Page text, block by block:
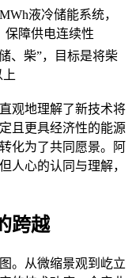
液冷储能系统，
保障供电连续性
、柴”，目标是将柴
观地理解了新技术将
且更具经济性的能源
化为了共同愿景。阿
人心的认同与理解，
跨越
。从微缩景观到屹立